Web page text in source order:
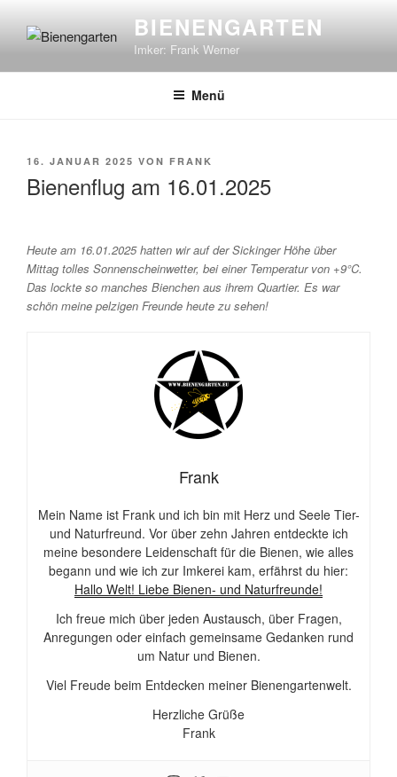
Inhalt
BIENENGARTEN
Imker: Frank Werner
Menü
VERÖFFENTLICHT
16. JANUAR 2025 VON FRANK
Bienenflug am 16.01.2025
Heute am 16.01.2025 hatten wir auf der Sickinger Höhe über
Mittag tolles Sonnenscheinwetter, bei einer Temperatur von +9°C.
Das lockte so manches Bienchen aus ihrem Quartier. Es war
schön meine pelzigen Freunde heute zu sehen!
Frank
Mein Name ist Frank und ich bin mit Herz und Seele Tier-
und Naturfreund. Vor über zehn Jahren entdeckte ich
meine besondere Leidenschaft für die Bienen, wie alles
begann und wie ich zur Imkerei kam, erfährst du hier:
Hallo Welt! Liebe Bienen- und Naturfreunde!
Ich freue mich über jeden Austausch, über Fragen,
Anregungen oder einfach gemeinsame Gedanken rund
um Natur und Bienen.
Viel Freude beim Entdecken meiner Bienengartenwelt.
Herzliche Grüße
Frank